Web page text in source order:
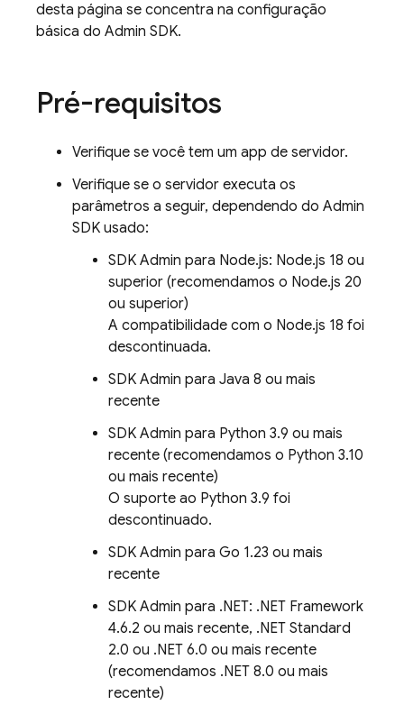
desta página se concentra na configuração
básica do Admin SDK.
Pré-requisitos
Verifique se você tem um app de servidor.
Verifique se o servidor executa os
parâmetros a seguir, dependendo do Admin
SDK usado:
SDK Admin para Node.js: Node.js 18 ou
superior (recomendamos o Node.js 20
ou superior)
A compatibilidade com o Node.js 18 foi
descontinuada.
SDK Admin para Java 8 ou mais
recente
SDK Admin para Python 3.9 ou mais
recente (recomendamos o Python 3.10
ou mais recente)
O suporte ao Python 3.9 foi
descontinuado.
SDK Admin para Go 1.23 ou mais
recente
SDK Admin para .NET: .NET Framework
4.6.2 ou mais recente, .NET Standard
2.0 ou .NET 6.0 ou mais recente
(recomendamos .NET 8.0 ou mais
recente)